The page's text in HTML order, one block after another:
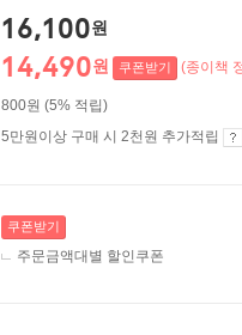
16,100원
14,490원 쿠폰받기 (종이책
800원 (5% 적립)
5만원이상 구매 시 2천원 추가적립
쿠폰받기
주문금액대별 할인쿠폰